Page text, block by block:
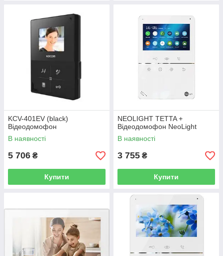
KCV-401EV (black)
Відеодомофон
В наявності
5 706 ₴
Купити
NEOLIGHT TETTA +
Відеодомофон NeoLight
В наявності
3 755 ₴
Купити